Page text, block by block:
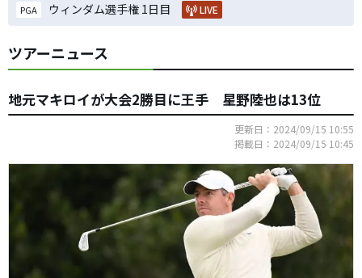
PGA ウィンダム選手権 1日目 LIVE
ツアーニュース
地元マキロイが大会2勝目に王手 星野陸也は13位
更新日：2024/09/15 10:55
掲載日：2024/09/15 10:45